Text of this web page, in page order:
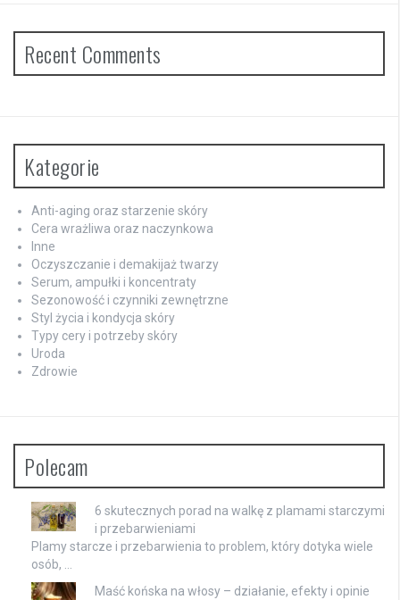
Recent Comments
Kategorie
Anti-aging oraz starzenie skóry
Cera wrażliwa oraz naczynkowa
Inne
Oczyszczanie i demakijaż twarzy
Serum, ampułki i koncentraty
Sezonowość i czynniki zewnętrzne
Styl życia i kondycja skóry
Typy cery i potrzeby skóry
Uroda
Zdrowie
Polecam
6 skutecznych porad na walkę z plamami starczymi
i przebarwieniami
Plamy starcze i przebarwienia to problem, który dotyka wiele
osób, …
Maść końska na włosy – działanie, efekty i opinie